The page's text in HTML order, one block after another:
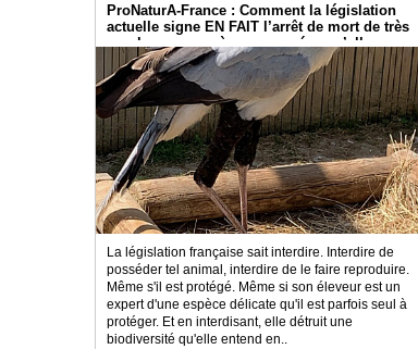
ProNaturA-France : Comment la législation
actuelle signe EN FAIT l’arrêt de mort de très
nombreuses espèces menacées qu’elle
prétend sauver.
La législation française sait interdire. Interdire de
posséder tel animal, interdire de le faire reproduire.
Même s'il est protégé. Même si son éleveur est un
expert d'une espèce délicate qu'il est parfois seul à
protéger. Et en interdisant, elle détruit une
biodiversité qu'elle entend en..